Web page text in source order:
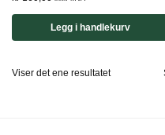
Legg i handlekurv
Viser det ene resultatet